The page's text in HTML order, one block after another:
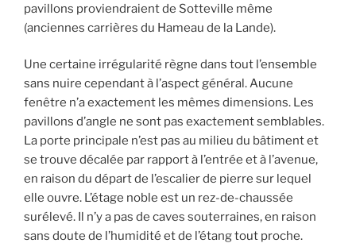
pavillons proviendraient de Sotteville même
(anciennes carrières du Hameau de la Lande).
Une certaine irrégularité règne dans tout l’ensemble
sans nuire cependant à l’aspect général. Aucune
fenêtre n’a exactement les mêmes dimensions. Les
pavillons d’angle ne sont pas exactement semblables.
La porte principale n’est pas au milieu du bâtiment et
se trouve décalée par rapport à l’entrée et à l’avenue,
en raison du départ de l’escalier de pierre sur lequel
elle ouvre. L’étage noble est un rez-de-chaussée
surélevé. Il n’y a pas de caves souterraines, en raison
sans doute de l’humidité et de l’étang tout proche.